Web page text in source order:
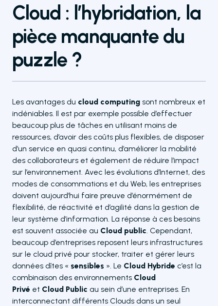
Cloud : l’hybridation, la
pièce manquante du
puzzle ?
Les avantages du cloud computing sont nombreux et
indéniables. Il est par exemple possible d’effectuer
beaucoup plus de tâches en utilisant moins de
ressources, d’avoir des coûts plus flexibles, de disposer
d’un service en quasi continu, d’améliorer la mobilité
des collaborateurs et également de réduire l’impact
sur l’environnement. Avec les évolutions d’Internet, des
modes de consommations et du Web, les entreprises
doivent aujourd’hui faire preuve d’énormément de
flexibilité, de réactivité et d’agilité dans la gestion de
leur système d’information. La réponse à ces besoins
est souvent associée au Cloud public. Cependant,
beaucoup d’entreprises reposent leurs infrastructures
sur le cloud privé pour stocker, traiter et gérer leurs
données dîtes « sensibles ». Le Cloud Hybride c’est la
combinaison des environnements Cloud
Privé et Cloud Public au sein d’une entreprises. En
interconnectant différents Clouds dans un seul